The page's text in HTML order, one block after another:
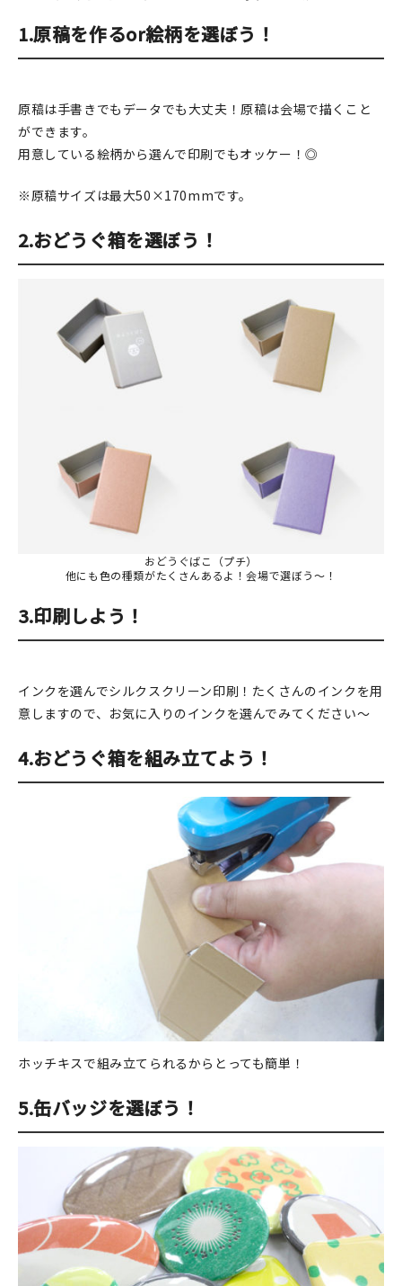
1.原稿を作るor絵柄を選ぼう！
原稿は手書きでもデータでも大丈夫！原稿は会場で描くこと
ができます。
用意している絵柄から選んで印刷でもオッケー！◎
※原稿サイズは最大50×170mmです。
2.おどうぐ箱を選ぼう！
おどうぐばこ（プチ）
他にも色の種類がたくさんあるよ！会場で選ぼう～！
3.印刷しよう！
インクを選んでシルクスクリーン印刷！たくさんのインクを用
意しますので、お気に入りのインクを選んでみてください～
4.おどうぐ箱を組み立てよう！
ホッチキスで組み立てられるからとっても簡単！
5.缶バッジを選ぼう！